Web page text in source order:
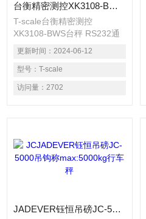
台衡精密测控XK3108-BWS台秤 RS232通信仪表
T-scale台衡精密测控
XK3108-BWS台秤 RS232通
信仪表 全不锈钢防水设计 可
选配RS-232通讯端口，可连
接电脑、印表机或大型户外显
示器 可选配蓝牙输出，连接
三色报警灯或其它设备
更新时间： 2024-06-12
型号： T-scale
访问量： 2702
JADEVER钰恒吊磅JC-5000吊钩称max:5000kg行车秤